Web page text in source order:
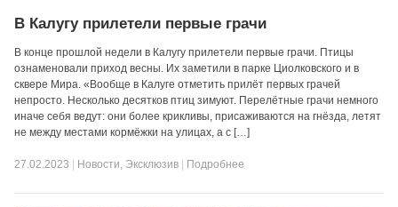
В Калугу прилетели первые грачи
В конце прошлой недели в Калугу прилетели первые грачи. Птицы
ознаменовали приход весны. Их заметили в парке Циолковского и в
сквере Мира. «Вообще в Калуге отметить прилёт первых грачей
непросто. Несколько десятков птиц зимуют. Перелётные грачи немного
иначе себя ведут: они более крикливы, присаживаются на гнёзда, летят
не между местами кормёжки на улицах, а с […]
27.02.2023 Новости, Эксклюзив Подробнее